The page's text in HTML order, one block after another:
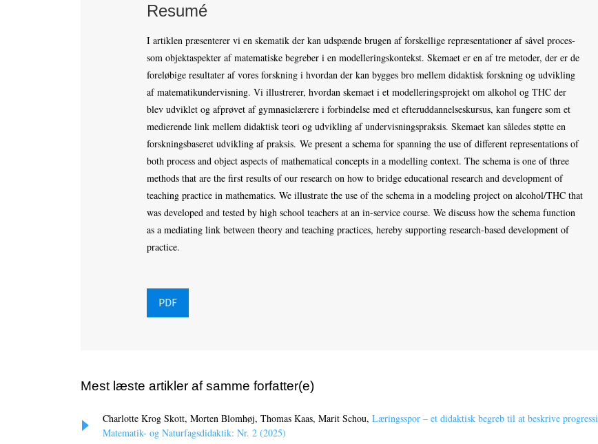
Resumé
I artiklen præsenterer vi en skematik der kan udspænde brugen af forskellige repræsentationer af såvel proces-
som objektaspekter af matematiske begreber i en modelleringskontekst. Skemaet er en af tre metoder, der er de
foreløbige resultater af vores forskning i hvordan der kan bygges bro mellem didaktisk forskning og udvikling
af matematikundervisning. Vi illustrerer, hvordan skemaet i et modelleringsprojekt om alkohol og THC der
blev udviklet og afprøvet af gymnasielærere i forbindelse med et efteruddannelseskursus, kan fungere som et
medierende link mellem didaktisk teori og udvikling af undervisningspraksis. Skemaet kan således støtte en
forskningsbaseret udvikling af praksis. We present a schema for spanning the use of different representations of
both process and object aspects of mathematical concepts in a modelling context. The schema is one of three
methods that are the first results of our research on how to bridge educational research and development of
teaching practice in mathematics. We illustrate the use of the schema in a modeling project on alcohol/THC that
was developed and tested by high school teachers at an in-service course. We discuss how the schema function
as a mediating link between theory and teaching practices, hereby supporting research-based development of
practice.
PDF
Mest læste artikler af samme forfatter(e)
Charlotte Krog Skott, Morten Blomhøj, Thomas Kaas, Marit Schou, Læringsspor – et didaktisk begreb til at beskrive
Matematik- og Naturfagsdidaktik: Nr. 2 (2025)